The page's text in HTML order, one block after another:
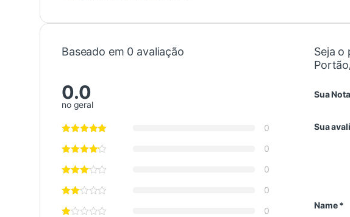
Baseado em 0 avaliação
0.0
no geral
0
0
0
0
0
Seja o
Sua Nota
Sua
Name*